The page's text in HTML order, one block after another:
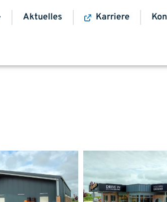
Aktuelles Karriere